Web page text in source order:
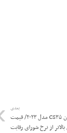
بعدی
طرح فروش چانگان CS۳۵ مدل ۲۰۲۳/ قیمت